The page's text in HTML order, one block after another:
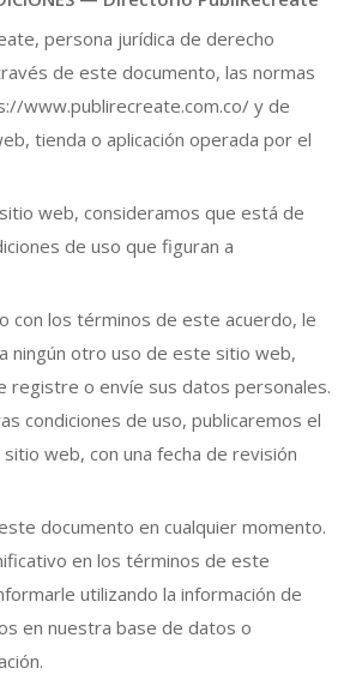
persona jurídica de derecho
de este documento, las normas
www.publirecreate.com.co/ y de
tienda o aplicación operada por el
web, consideramos que está de
de uso que figuran a
con los términos de este acuerdo, le
ningún otro uso de este sitio web,
registre o envíe sus datos personales.
condiciones de uso, publicaremos el
web, con una fecha de revisión
documento en cualquier momento.
en los términos de este
utilizando la información de
en nuestra base de datos o